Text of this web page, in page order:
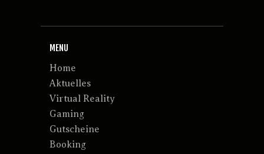
MENU
Home
Aktuelles
Virtual Reality
Gaming
Gutscheine
Booking